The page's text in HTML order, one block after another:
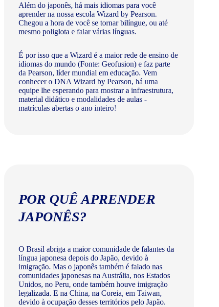
Além do japonês, há mais idiomas para você
aprender na nossa escola Wizard by Pearson.
Chegou a hora de você se tornar bilíngue, ou até
mesmo poliglota e falar várias línguas.
É por isso que a Wizard é a maior rede de ensino de
idiomas do mundo (Fonte: Geofusion) e faz parte
da Pearson, líder mundial em educação. Vem
conhecer o DNA Wizard by Pearson, há uma
equipe lhe esperando para mostrar a infraestrutura,
material didático e modalidades de aulas -
matrículas abertas o ano inteiro!
POR QUÊ APRENDER
JAPONÊS?
O Brasil abriga a maior comunidade de falantes da
língua japonesa depois do Japão, devido à
imigração. Mas o japonês também é falado nas
comunidades japonesas na Austrália, nos Estados
Unidos, no Peru, onde também houve imigração
legalizada. E na China, na Coreia, em Taiwan,
devido à ocupação desses territórios pelo Japão.